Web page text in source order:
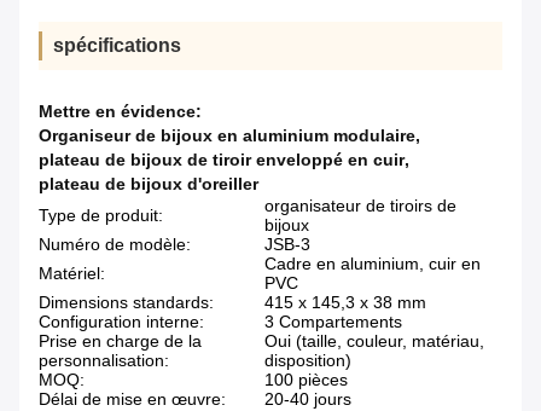
spécifications
Mettre en évidence:
Organiseur de bijoux en aluminium modulaire,
plateau de bijoux de tiroir enveloppé en cuir,
plateau de bijoux d'oreiller
Type de produit:
organisateur de tiroirs de
bijoux
Numéro de modèle:
JSB-3
Matériel:
Cadre en aluminium, cuir en
PVC
Dimensions standards:
415 x 145,3 x 38 mm
Configuration interne:
3 Compartements
Prise en charge de la
personnalisation:
Oui (taille, couleur, matériau,
disposition)
MOQ:
100 pièces
Délai de mise en œuvre:
20-40 jours